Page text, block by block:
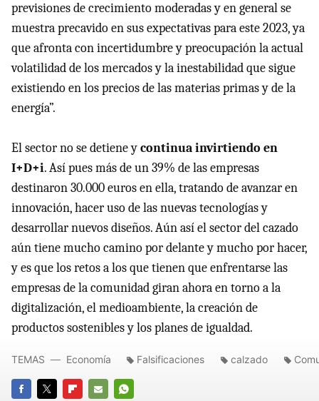
previsiones de crecimiento moderadas y en general se
muestra precavido en sus expectativas para este 2023, ya
que afronta con incertidumbre y preocupación la actual
volatilidad de los mercados y la inestabilidad que sigue
existiendo en los precios de las materias primas y de la
energía”.
El sector no se detiene ycontinua invirtiendo en
I+D+i. Así pues más de un 39% de las empresas
destinaron 30.000 euros en ella, tratando de avanzar en
innovación, hacer uso de las nuevas tecnologías y
desarrollar nuevos diseños. Aún así el sector del cazado
aún tiene mucho camino por delante y mucho por hacer,
y es que los retos a los que tienen que enfrentarse las
empresas de la comunidad giran ahora en torno a la
digitalización, el medioambiente, la creación de
productos sostenibles y los planes de igualdad.
TEMAS Economía Falsificaciones calzado